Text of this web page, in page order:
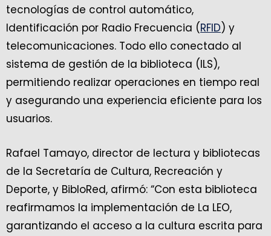
tecnologías de control automático,
Identificación por Radio Frecuencia (RFID) y
telecomunicaciones. Todo ello conectado al
sistema de gestión de la biblioteca (ILS),
permitiendo realizar operaciones en tiempo real
y asegurando una experiencia eficiente para los
usuarios.
Rafael Tamayo, director de lectura y bibliotecas
de la Secretaría de Cultura, Recreación y
Deporte, y BibloRed, afirmó: “Con esta biblioteca
reafirmamos la implementación de La LEO,
garantizando el acceso a la cultura escrita para